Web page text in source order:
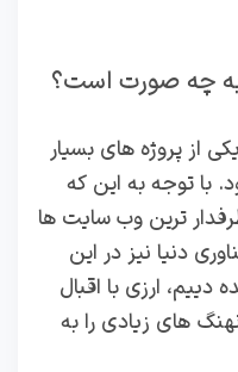
به چه صورت است؟
از پروژه های بسیار
با توجه به این که
ترین وب سایت ها
دنیا نیز در این
ارزی با اقبال
های زیادی را به